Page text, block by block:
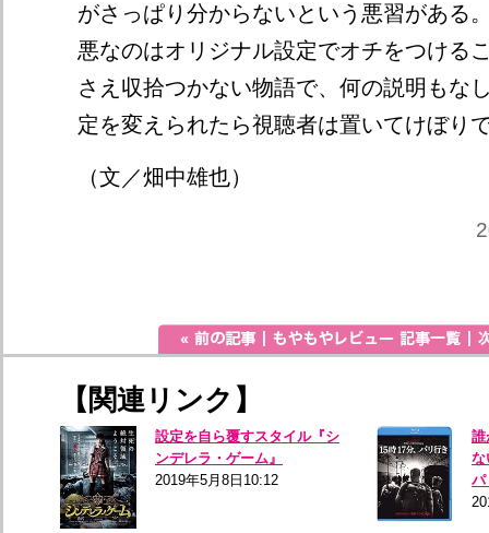
がさっぱり分からないという悪習がある
悪なのはオリジナル設定でオチをつける
さえ収拾つかない物語で、何の説明もな
定を変えられたら視聴者は置いてけぼり
（文／畑中雄也）
【関連リンク】
設定を自ら覆すスタイル『シ
ンデレラ・ゲーム』
2019年5月8日10:12
誰
な
パ